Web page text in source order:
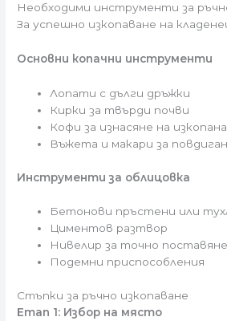
Необходими инструменти за
За успешно изкопаване на
Основни копачни инструменти
Лопати с дълги дръжки
Кирки за твърди почви
Кофи за изнасяне на
Въжета и макари за
Инструменти за облицовка
Бетонови пръстени или
Циментов разтвор
Нивелир за точно поставяне
Подемни приспособления
Стъпки за ръчно изкопаване
Етап 1: Избор на място